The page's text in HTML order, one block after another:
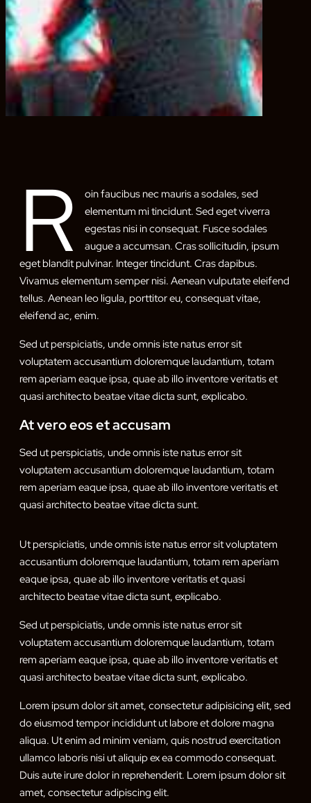
R
oin faucibus nec mauris a sodales, sed
elementum mi tincidunt. Sed eget viverra
egestas nisi in consequat. Fusce sodales
augue a accumsan. Cras sollicitudin, ipsum
eget blandit pulvinar. Integer tincidunt. Cras dapibus.
Vivamus elementum semper nisi. Aenean vulputate eleifend
tellus. Aenean leo ligula, porttitor eu, consequat vitae,
eleifend ac, enim.
Sed ut perspiciatis, unde omnis iste natus error sit
voluptatem accusantium doloremque laudantium, totam
rem aperiam eaque ipsa, quae ab illo inventore veritatis et
quasi architecto beatae vitae dicta sunt, explicabo.
At vero eos et accusam
Sed ut perspiciatis, unde omnis iste natus error sit
voluptatem accusantium doloremque laudantium, totam
rem aperiam eaque ipsa, quae ab illo inventore veritatis et
quasi architecto beatae vitae dicta sunt.
Ut perspiciatis, unde omnis iste natus error sit voluptatem
accusantium doloremque laudantium, totam rem aperiam
eaque ipsa, quae ab illo inventore veritatis et quasi
architecto beatae vitae dicta sunt, explicabo.
Sed ut perspiciatis, unde omnis iste natus error sit
voluptatem accusantium doloremque laudantium, totam
rem aperiam eaque ipsa, quae ab illo inventore veritatis et
quasi architecto beatae vitae dicta sunt, explicabo.
Lorem ipsum dolor sit amet, consectetur adipisicing elit, sed
do eiusmod tempor incididunt ut labore et dolore magna
aliqua. Ut enim ad minim veniam, quis nostrud exercitation
ullamco laboris nisi ut aliquip ex ea commodo consequat.
Duis aute irure dolor in reprehenderit. Lorem ipsum dolor sit
amet, consectetur adipiscing elit.